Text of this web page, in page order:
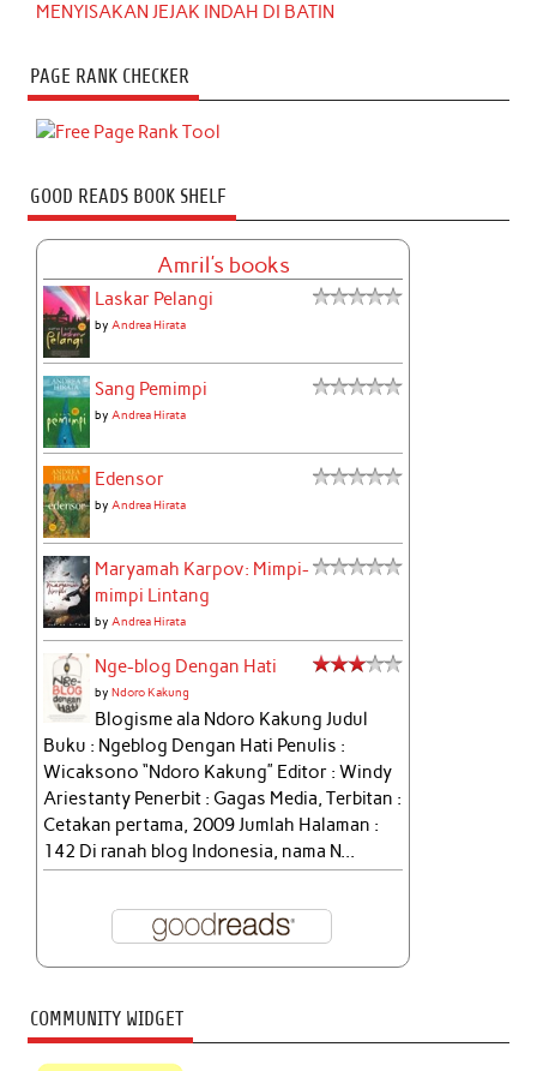
MENYISAKAN JEJAK INDAH DI BATIN
PAGE RANK CHECKER
GOOD READS BOOK SHELF
Amril's books
Laskar Pelangi
byAndrea Hirata
Sang Pemimpi
byAndrea Hirata
Edensor
byAndrea Hirata
Maryamah Karpov: Mimpi-
mimpi Lintang
byAndrea Hirata
Nge-blog Dengan Hati
byNdoro Kakung
Blogisme ala Ndoro Kakung Judul
Buku : Ngeblog Dengan Hati Penulis :
Wicaksono “Ndoro Kakung” Editor : Windy
Ariestanty Penerbit : Gagas Media, Terbitan :
Cetakan pertama, 2009 Jumlah Halaman :
142 Di ranah blog Indonesia, nama N...
COMMUNITY WIDGET